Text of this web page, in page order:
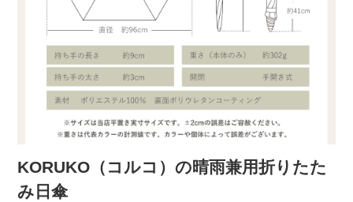
KORUKO（コルコ）の晴雨兼用折りたた
み日傘